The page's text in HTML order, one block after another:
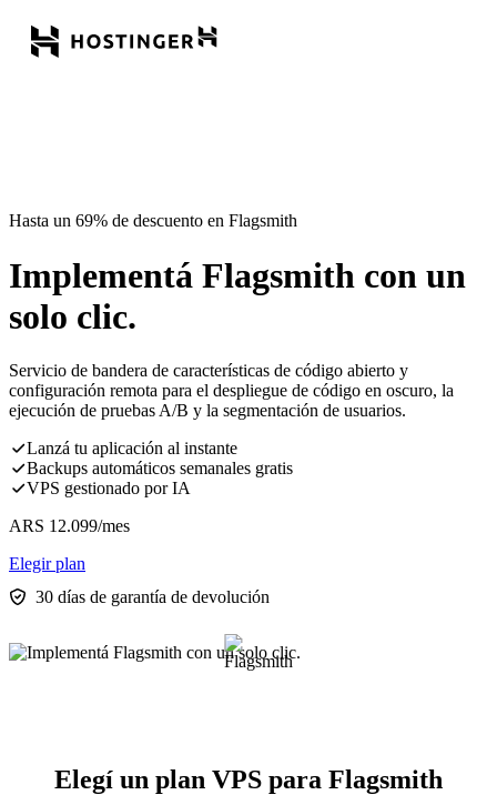
Hasta un 69% de descuento en Flagsmith
Implementá Flagsmith con un
solo clic.
Servicio de bandera de características de código abierto y
configuración remota para el despliegue de código en oscuro, la
ejecución de pruebas A/B y la segmentación de usuarios.
Lanzá tu aplicación al instante
Backups automáticos semanales gratis
VPS gestionado por IA
ARS 12.099/mes
Elegir plan
30 días de garantía de devolución
Elegí un plan VPS para Flagsmith